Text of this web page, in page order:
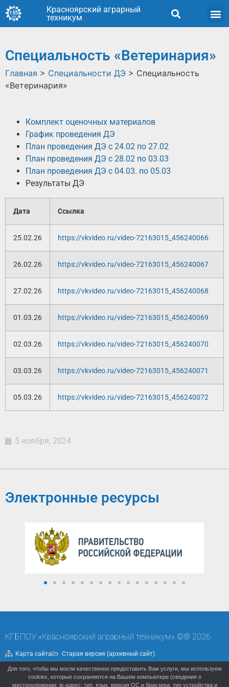
Красноярский аграрный
техникум
Специальность «Ветеринария»
Главная > Специальности ДЭ > Специальность
«Ветеринария»
Комплект оценочных материалов
График проведения ДЭ
План проведения ДЭ с 24.02 по 27.02
План проведения ДЭ с 28.02 по 03.03
План проведения ДЭ с 04.03. по 05.03
Результаты ДЭ
Дата Ссылка
25.02.26 https://vkvideo.ru/video-72163015_456240066
26.02.26 https://vkvideo.ru/video-72163015_456240067
27.02.26 https://vkvideo.ru/video-72163015_456240068
01.03.26 https://vkvideo.ru/video-72163015_456240069
02.03.26 https://vkvideo.ru/video-72163015_456240070
03.03.26 https://vkvideo.ru/video-72163015_456240071
05.03.26 https://vkvideo.ru/video-72163015_456240072
5 ноября, 2024
Электронные ресурсы
КГБПОУ «Красноярский аграрный техникум» ©® 2026
Карта сайта Старая версия (архивный сайт)
Политика конфиденциальности
Для того, чтобы мы могли качественно предоставить Вам услуги, мы используем
cookies, которые сохраняются на Вашем компьютере (сведения о
местоположении; ip-адрес; тип, язык, версия ОС и браузера; тип устройства и